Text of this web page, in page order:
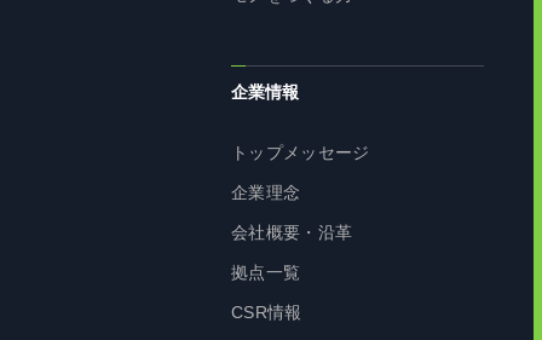
企業情報
トップメッセージ
企業理念
会社概要・沿革
拠点一覧
CSR情報